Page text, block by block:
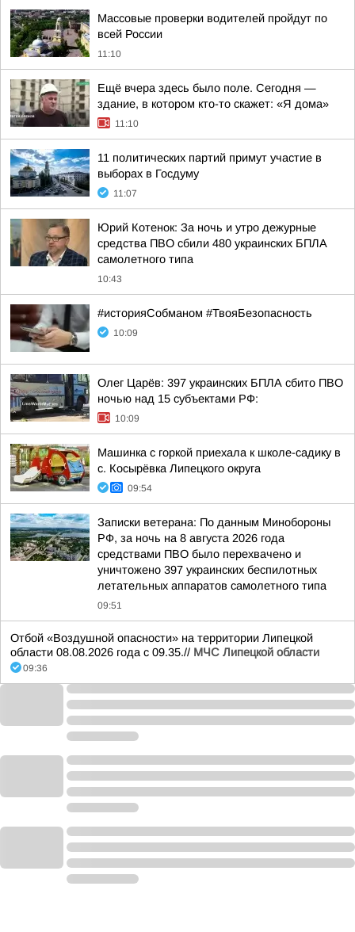
Массовые проверки водителей пройдут по
всей России
11:10
Ещё вчера здесь было поле. Сегодня —
здание, в котором кто-то скажет: «Я дома»
11:10
11 политических партий примут участие в
выборах в Госдуму
11:07
Юрий Котенок: За ночь и утро дежурные
средства ПВО сбили 480 украинских БПЛА
самолетного типа
10:43
#историяСобманом #ТвояБезопасность
10:09
Олег Царёв: 397 украинских БПЛА сбито ПВО
ночью над 15 субъектами РФ:
10:09
Машинка с горкой приехала к школе-садику в
с. Косырёвка Липецкого округа
09:54
Записки ветерана: По данным Минобороны
РФ, за ночь на 8 августа 2026 года
средствами ПВО было перехвачено и
уничтожено 397 украинских беспилотных
летательных аппаратов самолетного типа
09:51
Отбой «Воздушной опасности» на территории Липецкой
области 08.08.2026 года с 09.35.// МЧС Липецкой области
09:36